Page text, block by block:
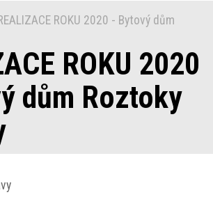
ROKU 2020 - Bytový dům
ROKU 2020
dům Roztoky